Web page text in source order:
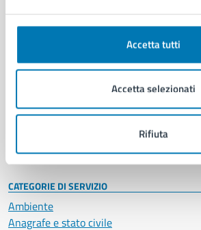
Accetta tutti
Accetta selezionati
Rifiuta
Organi di governo
Enti e fondazioni
Personale amministrativo
Intranet, posta aziendale e protocollo
CATEGORIE DI SERVIZIO
Ambiente
Anagrafe e stato civile